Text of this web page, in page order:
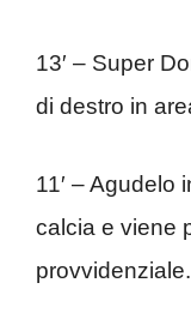
13′ – Super
di destro in
11′ – Agudelo
calcia e viene
provvidenziale.